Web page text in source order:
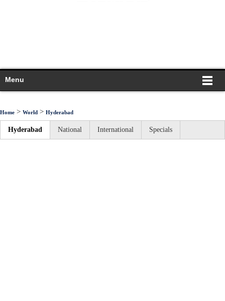
Menu
Home > World > Hyderabad
Hyderabad National International Specials